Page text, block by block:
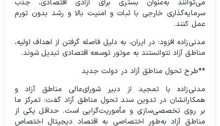
می‌توانند به‌عنوان بستری برای آزادی اقتصادی، جذب
سرمایه‌گذاری خارجی با ثبات و امنیت بالا و رشد بدون تورم
عمل کنند.
مدنی‌زاده افزود: در ایران، به دلیل فاصله گرفتن از اهداف اولیه،
مناطق آزاد نتوانستند به موتور توسعه اقتصادی تبدیل شوند.
**طرح تحول مناطق آزاد در دولت جدید
مدنی‌زاده با تمجید از دبیر شورای‌عالی مناطق آزاد و
همکارانشان در تدوین سند تحول مناطق آزاد گفت: تمرکز ما
بر روی تخصصی‌سازی و مأموریت‌گرایی است. حداقل یکی از
مناطق آزاد به‌طور اختصاصی به اقتصاد دیجیتال اختصاص